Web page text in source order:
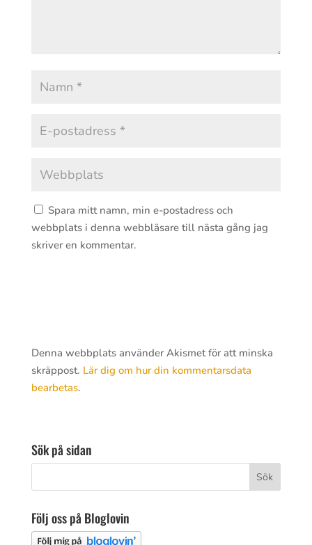
Spara mitt namn, min e-postadress och
webbplats i denna webbläsare till nästa gång jag
skriver en kommentar.
Denna webbplats använder Akismet för att minska
skräppost. Lär dig om hur din kommentarsdata
bearbetas.
Sök på sidan
Följ oss på Bloglovin